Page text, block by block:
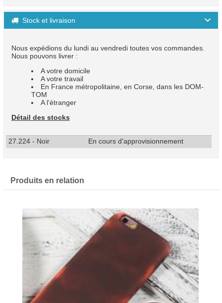
 Stock et livraison
Nous expédions du lundi au vendredi toutes vos commandes.
Nous pouvons livrer :
A votre domicile
A votre travail
En France métropolitaine, en Corse, dans les DOM-
TOM
A l'étranger
Détail des stocks
27.224 - Noir En cours d'approvisionnement
Produits en relation